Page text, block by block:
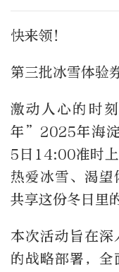
快来领！
第三批冰雪体验
激动人心的时
年”2025年海淀
5日14:00准时
热爱冰雪、渴望
共享这份冬日里
本次活动旨在深
的战略部署，全